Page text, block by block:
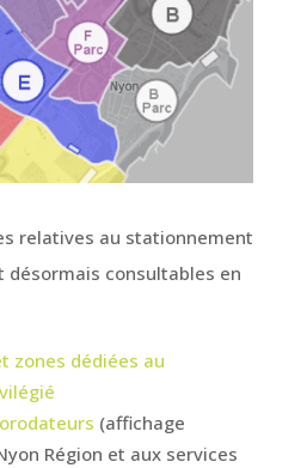
relatives au stationnement
désormais consultables en
zones dédiées au
(affichage
Région et aux services